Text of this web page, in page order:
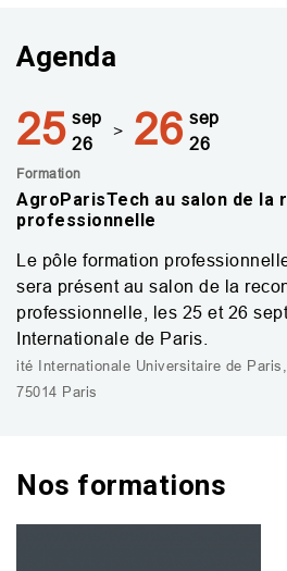
Agenda
25 sep
26
> 26 sep
26
Formation
AgroParisTech au salon de la
professionnelle
Le pôle formation
sera présent au salon de la
professionnelle, les 25 et 26
Internationale de Paris.
ité Internationale Universitaire de
75014 Paris
Nos formations